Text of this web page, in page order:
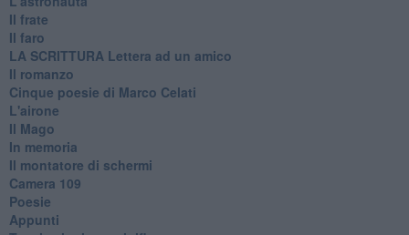
Il frate
Il faro
​LA SCRITTURA Lettera ad un amico
Il romanzo
Cinque poesie di Marco Celati
L'airone
Il Mago
In memoria
Il montatore di schermi
Camera 109
Poesie
Appunti